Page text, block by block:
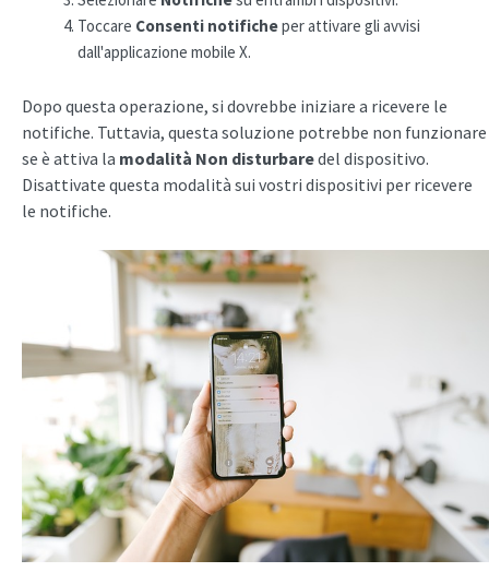
Toccare Consenti notificheper attivare gli avvisi
dall'applicazione mobile X.
Dopo questa operazione, si dovrebbe iniziare a ricevere le
notifiche. Tuttavia, questa soluzione potrebbe non funzionare
se è attiva la modalità Non disturbaredel dispositivo.
Disattivate questa modalità sui vostri dispositivi per ricevere
le notifiche.